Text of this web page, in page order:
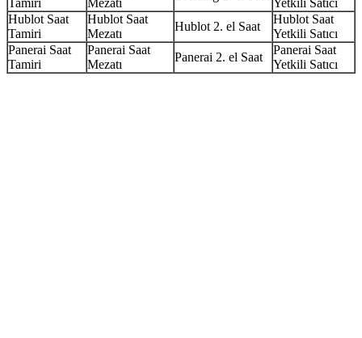
Hublot Saat
Tamiri
Hublot Saat
Mezatı
Hublot 2. el Saat
Hublot Saat
Yetkili Satıcı
Panerai Saat
Tamiri
Panerai Saat
Mezatı
Panerai 2. el Saat
Panerai Saat
Yetkili Satıcı